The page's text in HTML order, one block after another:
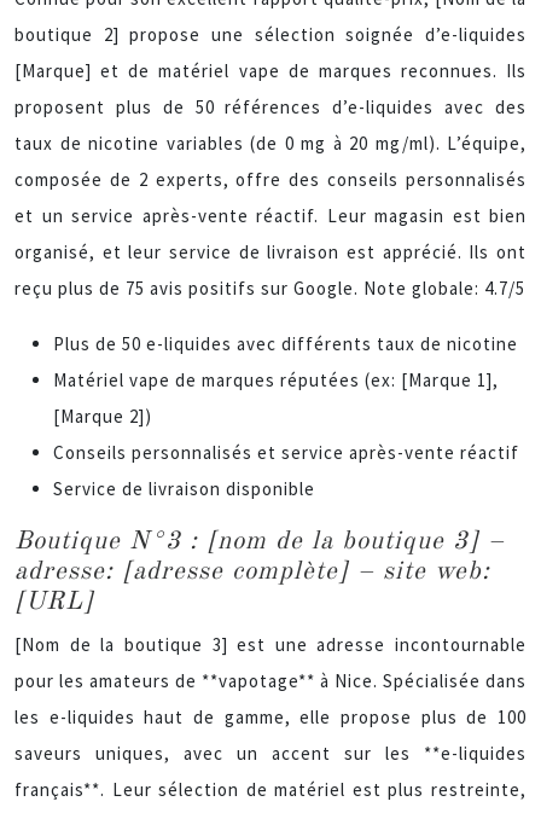
boutique 2] propose une sélection soignée d’e-liquides
[Marque] et de matériel vape de marques reconnues. Ils
proposent plus de 50 références d’e-liquides avec des
taux de nicotine variables (de 0 mg à 20 mg/ml). L’équipe,
composée de 2 experts, offre des conseils personnalisés
et un service après-vente réactif. Leur magasin est bien
organisé, et leur service de livraison est apprécié. Ils ont
reçu plus de 75 avis positifs sur Google. Note globale: 4.7/5
Plus de 50 e-liquides avec différents taux de nicotine
Matériel vape de marques réputées (ex: [Marque 1],
[Marque 2])
Conseils personnalisés et service après-vente réactif
Service de livraison disponible
Boutique N°3 : [nom de la boutique 3] –
adresse: [adresse complète] – site web:
[URL]
[Nom de la boutique 3] est une adresse incontournable
pour les amateurs de **vapotage** à Nice. Spécialisée dans
les e-liquides haut de gamme, elle propose plus de 100
saveurs uniques, avec un accent sur les **e-liquides
français**. Leur sélection de matériel est plus restreinte,